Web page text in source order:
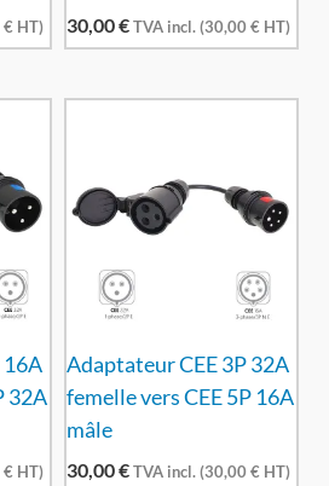
€ HT) 30,00€TVA incl. (30,00€ HT)
16A
32A
€ HT)
Adaptateur CEE 3P 32A
femelle vers CEE 5P 16A
mâle
30,00€TVA incl. (30,00€ HT)